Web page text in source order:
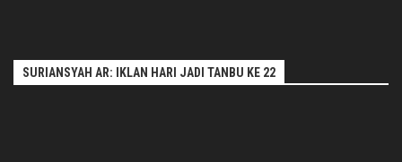
SURIANSYAH AR: IKLAN HARI JADI TANBU KE 22